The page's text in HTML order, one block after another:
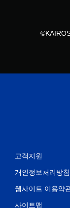
고객지원
개인정보처리방침
웹사이트 이용약
사이트맵